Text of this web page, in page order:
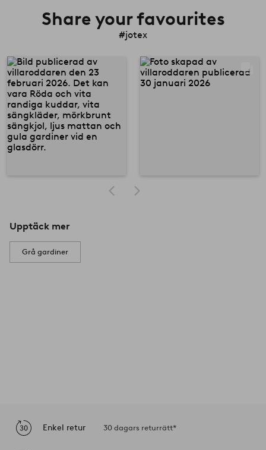
Share your favourites
#jotex
Upptäck mer
Grå gardiner
Enkel retur 30 dagars returrätt*